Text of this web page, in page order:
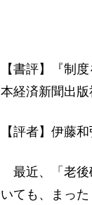
【書評】『制
本経済新聞出版
【評者】伊藤
最近、「老後
いても、まった